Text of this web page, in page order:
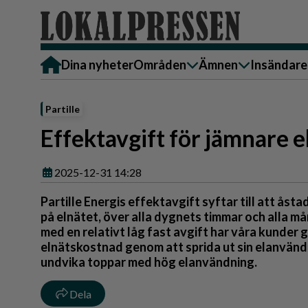
Dina nyheterOmråden
Lerum
Backa/Kärra
Hisingen
Sydväst
Ämnen
Krönika
Nyheter
Näringsliv
Omsorg
Insändare
Härryda
Backa/
Partille
Effektavgift för jämnare
2025-12-31 14:28
Partille Energis effektavgift syftar till att
på elnätet, över alla dygnets timmar och alla
med en relativt låg fast avgift har våra kunder
elnätskostnad genom att sprida ut sin
undvika toppar med hög elanvändning.
Dela